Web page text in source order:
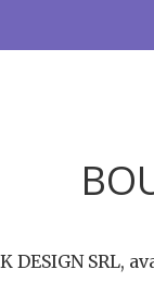
DESIGN SRL,